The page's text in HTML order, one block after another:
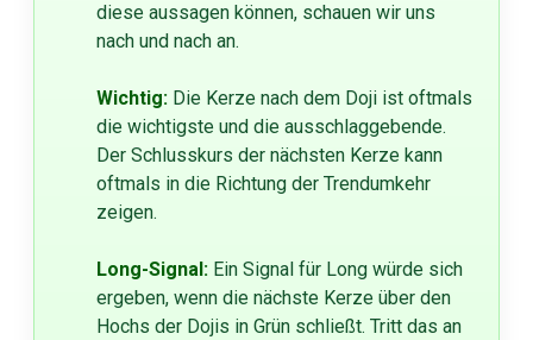
diese aussagen können, schauen wir uns
nach und nach an.
Wichtig: Die Kerze nach dem Doji ist oftmals
die wichtigste und die ausschlaggebende.
Der Schlusskurs der nächsten Kerze kann
oftmals in die Richtung der Trendumkehr
zeigen.
Long-Signal: Ein Signal für Long würde sich
ergeben, wenn die nächste Kerze über den
Hochs der Dojis in Grün schließt. Tritt das an